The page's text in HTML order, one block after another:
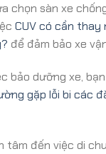
chọn sàn xe
CUV có cần thay
để đảm bảo xe
bảo dưỡng xe,
gặp lỗi bi các
tâm đến việc di